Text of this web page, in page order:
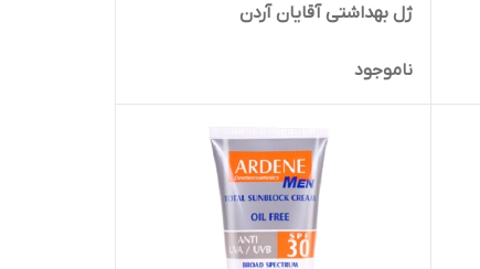
ژل بهداشتی آقایان آردن
ناموجود